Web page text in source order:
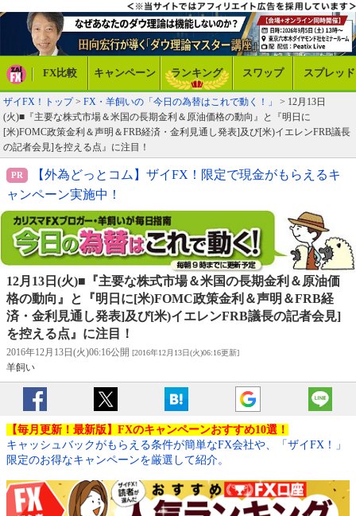
FX比較 キャンペーン ランキング スワップ スプレッド
ザイFX！トップ> FX・羊飼いの「今日の為替はこれで動く！」
> 12月13日
(火)■『主要な株式市場＆米国の長期金利＆原油価格の動向』と『明日に
[米)FOMC政策金利＆声明＆FRB経済・金利見通し発表]及び[米)イエレンFRB議長
の記者会見]を控える点』に注目！
【外為どっとコム】ザイFX！限定で現金がもらえるキ
ャンペーン実施中！
12月13日(火)■『主要な株式市場＆米国の長期金利＆原油価
格の動向』と『明日に[米)FOMC政策金利＆声明＆FRB経
済・金利見通し発表]及び[米)イエレンFRB議長の記者会見]
を控える点』に注目！
2016年12月13日(火)06:16公開 [2016年12月13日(火)06:16更新]
羊飼い
【毎月更新！最新版】FXのキャンペーンおすすめ10選！
キャッシュバックがもらえる条件が簡単なFX会社や、「ザイFX！」
限定のお得なキャンペーンを厳選して紹介。